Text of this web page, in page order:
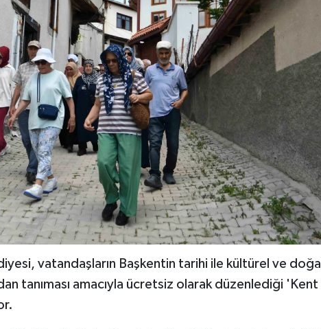
vatandaşların Başkentin tarihi ile kültürel ve doğal
tanıması amacıyla ücretsiz olarak düzenlediği 'Kent